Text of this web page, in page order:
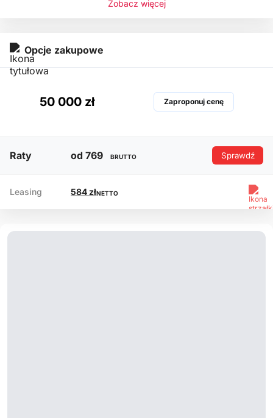
-Multimedialne radio
-Tempomat
Zobacz więcej
Opcje zakupowe
50 000 zł Zaproponuj cenę
Raty od 769 BRUTTO Sprawdź
Leasing 584 złNETTO